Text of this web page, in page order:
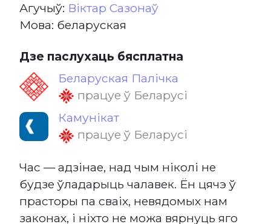
Агучыў: Віктар Сазонаў
Мова: беларуская
Дзе паслухаць бясплатна
Беларуская Палічка
працуе ў Беларусі
Камунікат
працуе ў Беларусі
Час — адзінае, над чым ніколі не
будзе ўладарыць чалавек. Ён цячэ ў
прасторы па сваіх, невядомых нам
законах, і ніхто не можа вярнуць яго